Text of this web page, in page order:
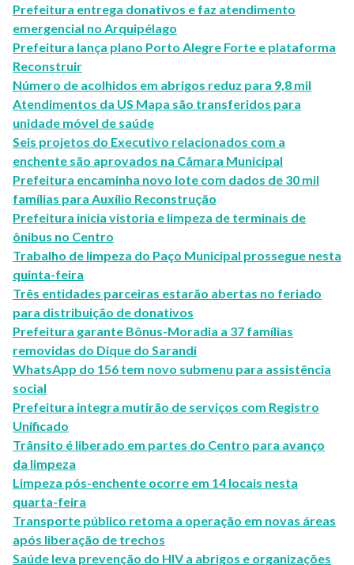
Prefeitura entrega donativos e faz atendimento
emergencial no Arquipélago
Prefeitura lança plano Porto Alegre Forte e plataforma
Reconstruir
Número de acolhidos em abrigos reduz para 9,8 mil
Atendimentos da US Mapa são transferidos para
unidade móvel de saúde
Seis projetos do Executivo relacionados com a
enchente são aprovados na Câmara Municipal
Prefeitura encaminha novo lote com dados de 30 mil
famílias para Auxílio Reconstrução
Prefeitura inicia vistoria e limpeza de terminais de
ônibus no Centro
Trabalho de limpeza do Paço Municipal prossegue nesta
quinta-feira
Três entidades parceiras estarão abertas no feriado
para distribuição de donativos
Prefeitura garante Bônus-Moradia a 37 famílias
removidas do Dique do Sarandi
WhatsApp do 156 tem novo submenu para assistência
social
Prefeitura integra mutirão de serviços com Registro
Unificado
Trânsito é liberado em partes do Centro para avanço
da limpeza
Limpeza pós-enchente ocorre em 14 locais nesta
quarta-feira
Transporte público retoma a operação em novas áreas
após liberação de trechos
Saúde leva prevenção do HIV a abrigos e organizações